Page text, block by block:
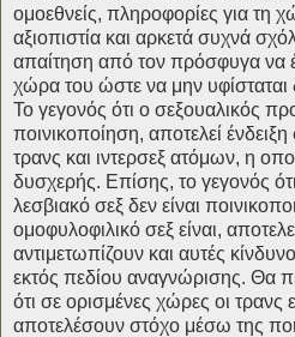
ομοεθνείς, πληροφορίες για τη
αξιοπιστία και αρκετά συχνά
απαίτηση από τον πρόσφυγα να
χώρα του ώστε να μην υφίσταται
Το γεγονός ότι ο σεξουαλικός
ποινικοποίηση, αποτελεί
τρανς και ιντερσεξ ατόμων, η
δυσχερής. Επίσης, το γεγονός
λεσβιακό σεξ δεν είναι
ομοφυλοφιλικό σεξ είναι,
αντιμετωπίζουν και αυτές
εκτός πεδίου αναγνώρισης. Θα
ότι σε ορισμένες χώρες οι τρανς
αποτελέσουν στόχο μέσω της